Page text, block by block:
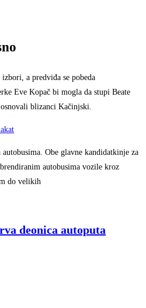
a predviđa se pobeda
Eve Kopač bi mogla da stupi Beate
blizanci Kačinjski.
Obe glavne kandidatkinje za
autobusima vozile kroz
do velikih
deonica autoputa